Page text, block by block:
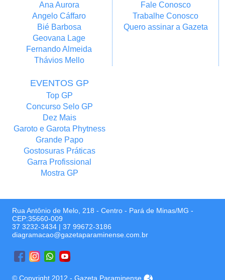
Ana Aurora
Angelo Cáffaro
Bié Barbosa
Geovana Lage
Fernando Almeida
Thávios Mello
Fale Conosco
Trabalhe Conosco
Quero assinar a Gazeta
EVENTOS GP
Top GP
Concurso Selo GP
Dez Mais
Garoto e Garota Phytness
Grande Papo
Gostosuras Práticas
Garra Profissional
Mostra GP
Rua Antônio de Melo, 218 - Centro - Pará de Minas/MG -
CEP:35660-009
37 3232-3434 | 37 99672-3186
diagramacao@gazetaparaminense.com.br
© Copyright 2012 - Gazeta Paraminense